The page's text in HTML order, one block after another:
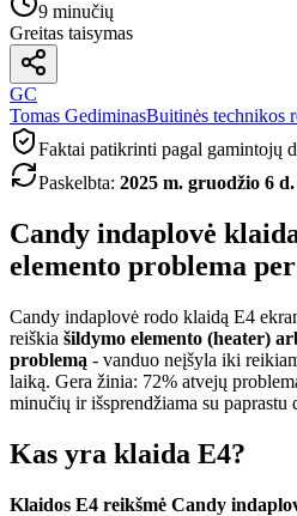
9 minučių
Greitas taisymas
GC
Tomas GediminasBuitinės technikos
Faktai patikrinti pagal gamintojų
Paskelbta: 2025 m. gruodžio 6 d.
Candy indaplovė
elemento problema
Candy indaplovė rodo klaidą E4
reiškia šildymo elemento (heater)
problemą - vanduo neįšyla iki
laiką. Gera žinia: 72% atvejų
minučių ir išsprendžiama su paprastu
Kas yra klaida E4?
Klaidos E4 reikšmė Candy